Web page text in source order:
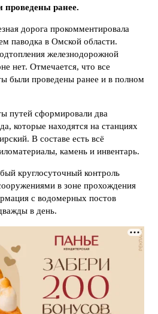
проведены ранее.
дорога прокомментировала
паводка в Омской области.
железнодорожной
нет. Отмечается, что все
были проведены ранее и в полном
путей сформировали два
которые находятся на станциях
В составе есть всё
камень и инвентарь.
круглосуточный контроль
в зоне прохождения
с водомерных постов
в день.